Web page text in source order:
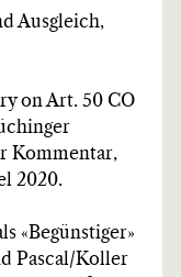
Ausgleich,
on Art. 50 CO
Kommentar,
2020.
«Begünstiger»
Pascal/Koller